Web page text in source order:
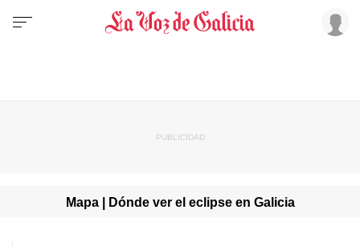
Mapa | Dónde ver el eclipse en Galicia